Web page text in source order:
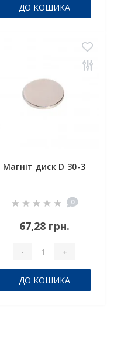
ДО КОШИКА
Магніт диск D 30-3
0
67,28 грн.
- +
ДО КОШИКА